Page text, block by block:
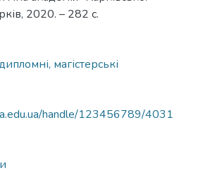
2020. – 282 с.
магістерські
handle/123456789/4031